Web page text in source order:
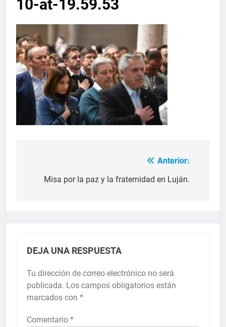
10-at-19.59.53
Anterior:
Misa por la paz y la fraternidad en Luján.
DEJA UNA RESPUESTA
Tu dirección de correo electrónico no será
publicada. Los campos obligatorios están
marcados con *
Comentario *